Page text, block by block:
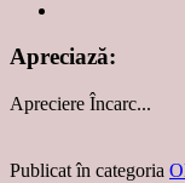
Apreciază:
Apreciere Încarc...
Publicat în categoria